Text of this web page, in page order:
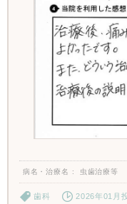
病名・治療名 虫歯治療等
歯科 2026年01月